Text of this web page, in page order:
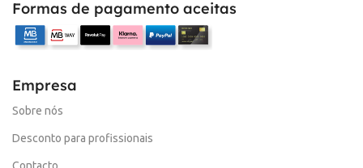
Formas de pagamento aceitas
Empresa
Sobre nós
Desconto para profissionais
Contacto